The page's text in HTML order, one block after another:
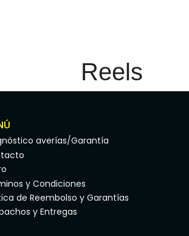
Reels
averías/Garantía
y Condiciones
de Reembolso y Garantías
y Entregas